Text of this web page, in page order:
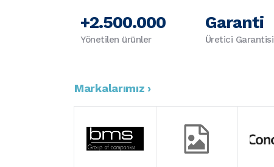
+2.500.000
Yönetilen ürünler
Garanti
Üretici Garantisi
Markalarımız ›